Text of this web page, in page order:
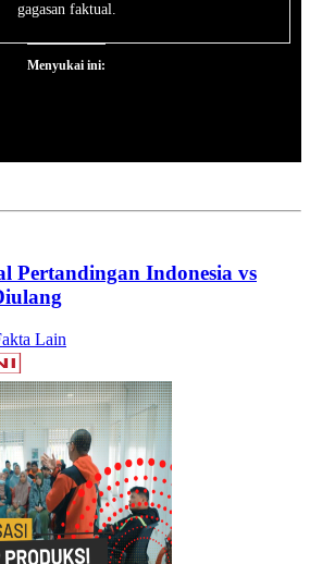
gagasan faktual.
Menyukai ini:
Pertandingan Indonesia vs
Lain